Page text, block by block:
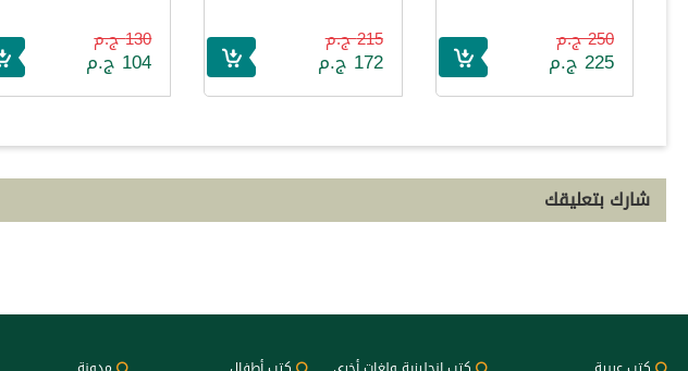
250 ج.م
225 ج.م
215 ج.م
172 ج.م
130 ج.م
104 ج.م
شارك بتعليقك